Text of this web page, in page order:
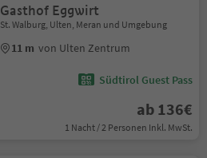
Gasthof Eggwirt
St. Walburg, Ulten, Meran und Umgebung
11 m von Ulten Zentrum
Südtirol Guest Pass
ab 136€
1 Nacht / 2 Personen Inkl. MwSt.